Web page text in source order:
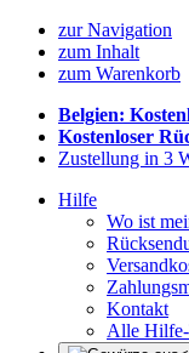
zur Navigation
zum Inhalt
zum Warenkorb
Belgien:
Kostenloser
Zustellung in 3
Hilfe
Wo ist
Kontakt
Alle